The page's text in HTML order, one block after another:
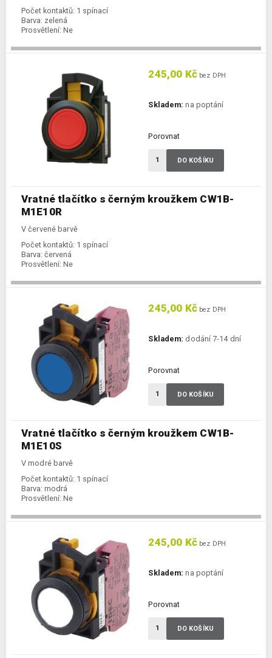
Počet kontaktů: 1 spínací
Barva: zelená
Prosvětlení: Ne
Vratné tlačítko s černým kroužkem CW1B-
M1E10R
V červené barvě
Počet kontaktů: 1 spínací
Barva: červená
Prosvětlení: Ne
245,00 Kč bez DPH
Skladem: na poptání
Porovnat
DO KOŠÍKU
Vratné tlačítko s černým kroužkem CW1B-
M1E10S
V modré barvě
Počet kontaktů: 1 spínací
Barva: modrá
Prosvětlení: Ne
245,00 Kč bez DPH
Skladem: dodání 7-14 dní
Porovnat
DO KOŠÍKU
245,00 Kč bez DPH
Skladem: na poptání
Porovnat
DO KOŠÍKU